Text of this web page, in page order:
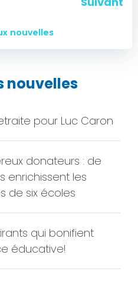
nouvelles
de
l'article
nouvelles
pour Luc Caron
donateurs : de
enrichissent les
de six écoles
qui bonifient
éducative!